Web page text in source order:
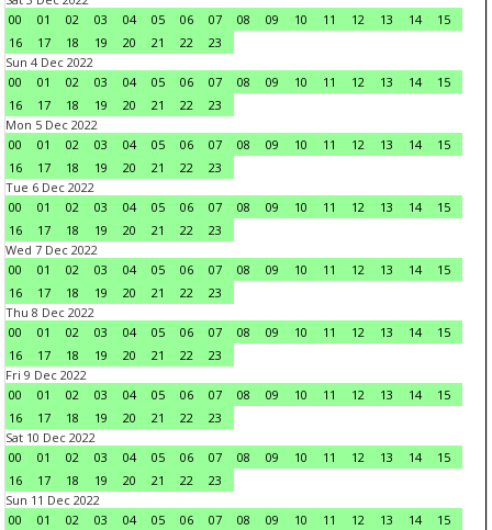
00
01 02 03 04 05 06 07 08 09 10 11 12 13 14
15
16
17 18 19 20 21 22
23
Sun 4 Dec 2022
00
01 02 03 04 05 06 07 08 09 10 11 12 13 14
15
16
17 18 19 20 21 22
23
Mon 5 Dec 2022
00
01 02 03 04 05 06 07 08 09 10 11 12 13 14
15
16
17 18 19 20 21 22
23
Tue 6 Dec 2022
00
01 02 03 04 05 06 07 08 09 10 11 12 13 14
15
16
17 18 19 20 21 22
23
Wed 7 Dec 2022
00
01 02 03 04 05 06 07 08 09 10 11 12 13 14
15
16
17 18 19 20 21 22
23
Thu 8 Dec 2022
00
01 02 03 04 05 06 07 08 09 10 11 12 13 14
15
16
17 18 19 20 21 22
23
Fri 9 Dec 2022
00
01 02 03 04 05 06 07 08 09 10 11 12 13 14
15
16
17 18 19 20 21 22
23
Sat 10 Dec 2022
00
01 02 03 04 05 06 07 08 09 10 11 12 13 14
15
16
17 18 19 20 21 22
23
Sun 11 Dec 2022
00
01 02 03 04 05 06 07 08 09 10 11 12 13 14
15